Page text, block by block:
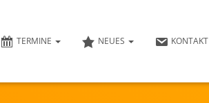
TERMINE NEUES KONTAKT